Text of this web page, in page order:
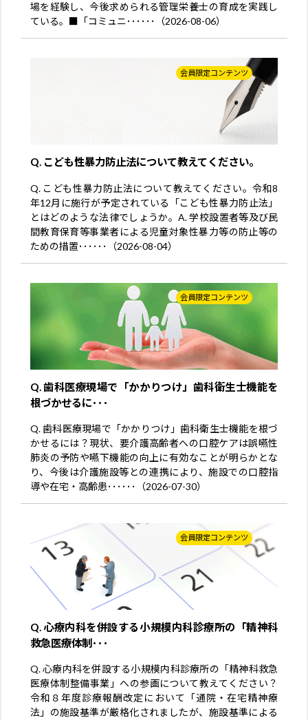
場を経験し、今後求められる管理栄養士の育成を実践し
ている。■「コミュニ･･････（2026-08-06）
会員限定コンテンツ
Q. こども性暴力防止法について教えてください。
Q. こども性暴力防止法について教えてください。令和8
年12月に施行が予定されている「こども性暴力防止法」
とはどのような法律でしょうか。A. 学校設置者等及び民
間教育保育等事業者による児童対象性暴力等の防止等の
ための措置･･････（2026-08-04）
会員限定コンテンツ
Q. 歯科医療現場で「かかりつけ」歯科衛生士機能を
根づかせるに･･･
Q. 歯科医療現場で「かかりつけ」歯科衛生士機能を根づ
かせるには？現状、要介護高齢者への口腔ケアは誤嚥性
肺炎の予防や嚥下機能の向上に有効なことが明らかとな
り、今後は介護施設等との連携により、施設での口腔指
導や在宅・高齢患･･････（2026-07-30）
会員限定コンテンツ
Q. 心療内科を併設する小規模内科診療所の「精神科
救急医療体制･･･
Q. 心療内科を併設する小規模内科診療所の「精神科救急
医療体制整備事業」への参画について教えてください？
令和８年度診療報酬改定において「通院・在宅精神療
法」の施設基準が厳格化されましたが、施設基準による